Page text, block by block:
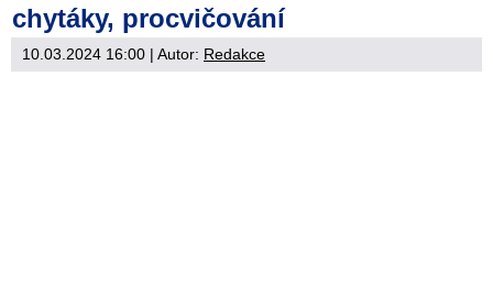
chytáky, procvičování
10.03.2024 16:00 | Autor: Redakce